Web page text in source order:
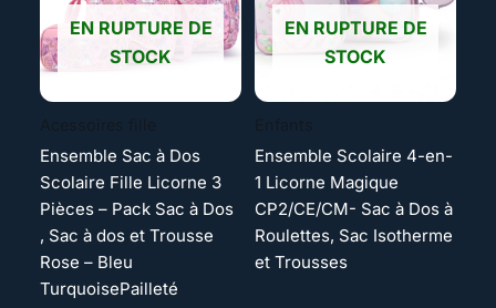
EN RUPTURE DE
STOCK
Ensemble Sac à Dos
Scolaire Fille Licorne 3
Pièces – Pack Sac à Dos
, Sac à dos et Trousse
Rose – Bleu
TurquoisePailleté
EN RUPTURE DE
STOCK
Ensemble Scolaire 4-en-
1 Licorne Magique
CP2/CE/CM- Sac à Dos à
Roulettes, Sac Isotherme
et Trousses